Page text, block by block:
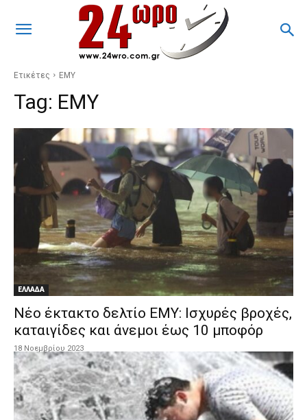
Ετικέτες ΕΜΥ
Tag: ΕΜΥ
ΕΛΛΑΔΑ
Νέο έκτακτο δελτίο ΕΜΥ: Ισχυρές βροχές,
καταιγίδες και άνεμοι έως 10 μποφόρ
18 Νοεμβρίου 2023